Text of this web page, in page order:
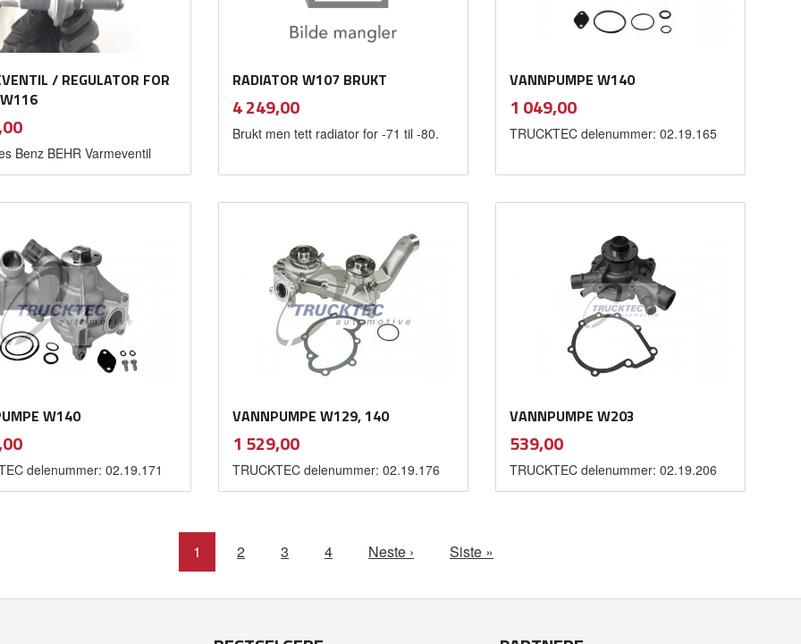
/ REGULATOR FOR
mva.
Benz BEHR Varmeventil
RADIATOR W107 BRUKT
Pris
4 249,00mva.
Brukt men tett radiator for -71 til -80.
VANNPUMPE W140
Pris
1 049,00mva.
TRUCKTEC delenummer: 02.19.165
W140
mva.
delenummer: 02.19.171
VANNPUMPE W129, 140
Pris
1 529,00mva.
TRUCKTEC delenummer: 02.19.176
VANNPUMPE W203
Pris
539,00mva.
TRUCKTEC delenummer: 02.19.206
1 2 3 4 Neste › Siste »